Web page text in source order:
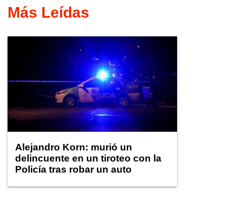
Más Leídas
Alejandro Korn: murió un
delincuente en un tiroteo con la
Policía tras robar un auto